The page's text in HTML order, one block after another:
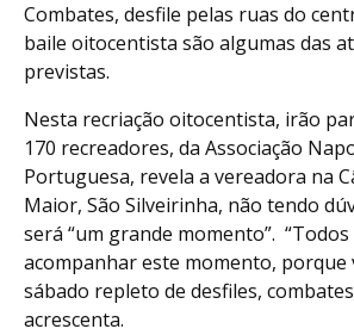
Combates, desfile pelas ruas do
baile oitocentista são algumas das
previstas.
Nesta recriação oitocentista, irão
170 recreadores, da Associação
Portuguesa, revela a vereadora na
Maior, São Silveirinha, não tendo
será “um grande momento”.
acompanhar este momento, porque
sábado repleto de desfiles,
acrescenta.